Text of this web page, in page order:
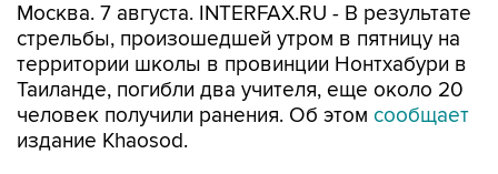
Москва. 7 августа. INTERFAX.RU - В результате
стрельбы, произошедшей утром в пятницу на
территории школы в провинции Нонтхабури в
Таиланде, погибли два учителя, еще около 20
человек получили ранения. Об этом сообщает
издание Khaosod.